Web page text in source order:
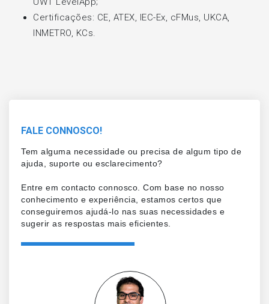
Certificações: CE, ATEX, IEC-Ex, cFMus, UKCA,
INMETRO, KCs.
FALE CONNOSCO!
Tem alguma necessidade ou precisa de algum tipo de
ajuda, suporte ou esclarecimento?
Entre em contacto connosco. Com base no nosso
conhecimento e experiência, estamos certos que
conseguiremos ajudá-lo nas suas necessidades e
sugerir as respostas mais eficientes.